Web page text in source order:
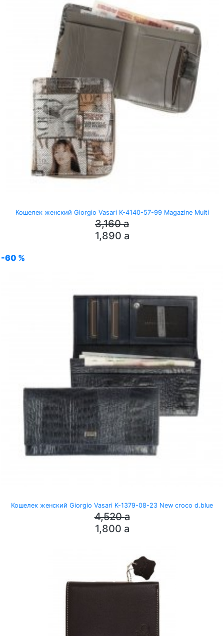
Кошелек женский Giorgio Vasari K-4140-57-99 Magazine Multi
3,160a
1,890 a
-60 %
Кошелек женский Giorgio Vasari K-1379-08-23 New croco d.blue
4,520a
1,800 a